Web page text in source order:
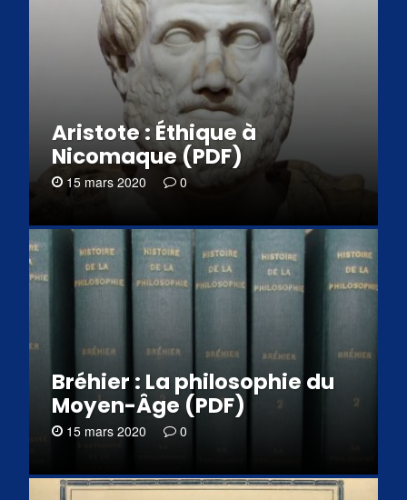
Aristote : Éthique à
Nicomaque (PDF)
15 mars 2020 0
Bréhier : La philosophie du
Moyen-Âge (PDF)
15 mars 2020 0